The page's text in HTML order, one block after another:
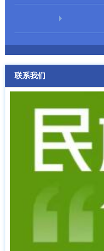
联系我们